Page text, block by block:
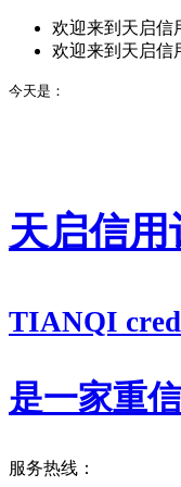
欢迎来到天启信
欢迎来到天启信
今天是：
天启信用
TIANQI
是一家重
服务热线：